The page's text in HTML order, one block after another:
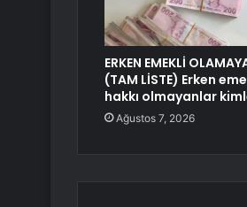
ERKEN EMEKLİ
(TAM LİSTE) Erken
hakkı olmayanlar
Ağustos 7, 2026